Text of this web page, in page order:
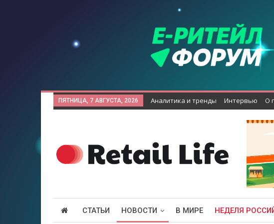
ПЯТНИЦА, 7 АВГУСТА, 2026 Аналитика и тренды Интервью О
СТАТЬИ НОВОСТИ В МИРЕ НЕДЕЛЯ